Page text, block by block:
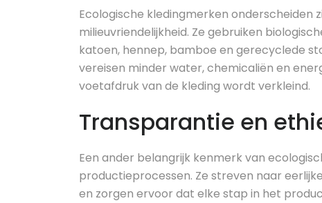
Ecologische kledingmerken onderscheiden
milieuvriendelijkheid. Ze gebruiken
katoen, hennep, bamboe en gerecyclede
vereisen minder water, chemicaliën en
voetafdruk van de kleding wordt verkleind.
Transparantie en
Een ander belangrijk kenmerk van
productieprocessen. Ze streven naar
en zorgen ervoor dat elke stap in het